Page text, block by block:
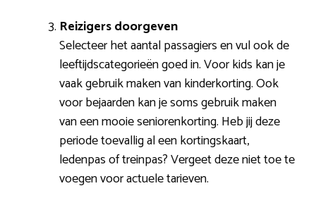
Reizigers doorgeven
Selecteer het aantal passagiers en vul ook de
leeftijdscategorieën goed in. Voor kids kan je
vaak gebruik maken van kinderkorting. Ook
voor bejaarden kan je soms gebruik maken
van een mooie seniorenkorting. Heb jij deze
periode toevallig al een kortingskaart,
ledenpas of treinpas? Vergeet deze niet toe te
voegen voor actuele tarieven.